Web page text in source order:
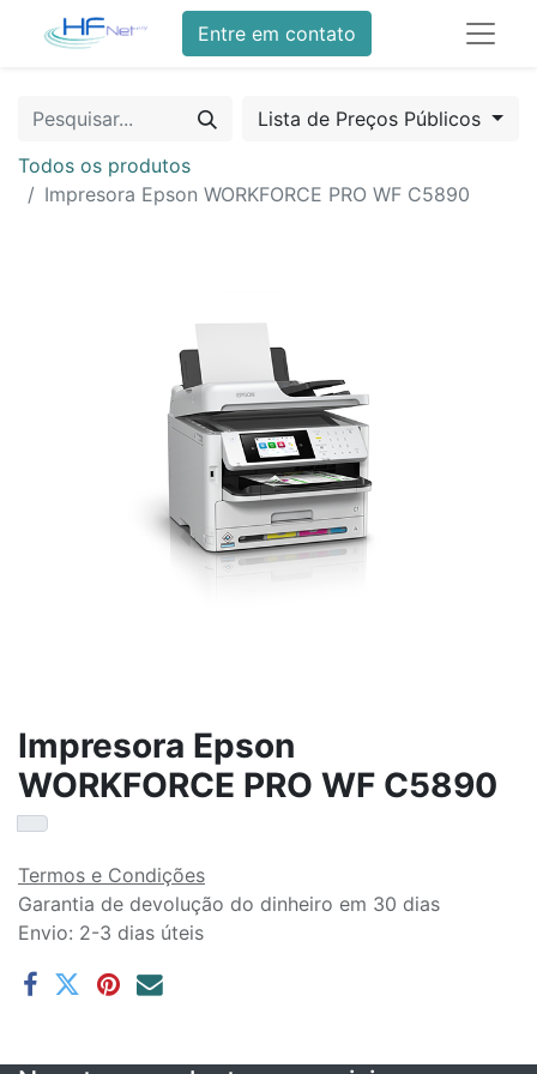
Entre em contato
Lista de Preços Públicos
Todos os produtos
Impresora Epson WORKFORCE PRO WF C5890
Impresora Epson
WORKFORCE PRO WF C5890
Termos e Condições
Garantia de devolução do dinheiro em 30 dias
Envio: 2-3 dias úteis